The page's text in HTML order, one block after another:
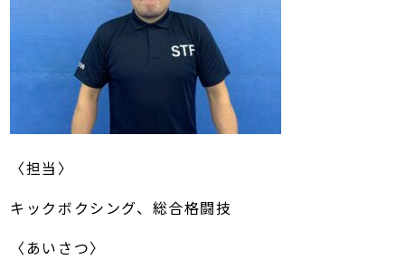
〈担当〉
キックボクシング、総合格闘技
〈あいさつ〉